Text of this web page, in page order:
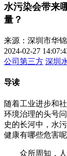
水污染会带来
量？
来源：深圳市华
2024-02-27
公司第三方 深圳
导读
随着工业进步和
环境治理的头号
史的长河中，水
健康有哪些危害
众所周知，人